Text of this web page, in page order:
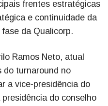
frentes estratégicas
e continuidade da
da Qualicorp.
Ramos Neto, atual
do turnaround no
a vice-presidência do
do conselho